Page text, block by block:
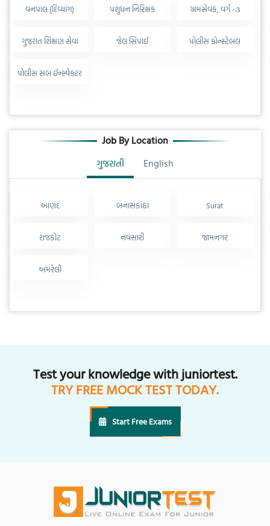
વનપાલ (દિવ્યાંગ) પશુધન નિરિક્ષક ગ્રામસેવક, વર્ગ -૩
ગુજરાત શિક્ષણ સેવા જેલ સિપાઈ પોલીસ કોન્સ્ટેબલ
પોલીસ સબ ઈન્સ્પેક્ટર
Job By Location
ગુજરાતી
English
આણંદ બનાસકાંઠા Surat
રાજકોટ નવસારી જામનગર
અમરેલી
Test your knowledge with juniortest.
TRY FREE MOCK TEST TODAY.
Start Free Exams